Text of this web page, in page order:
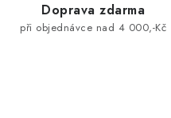
Doprava zdarma
při objednávce nad 4 000,-Kč